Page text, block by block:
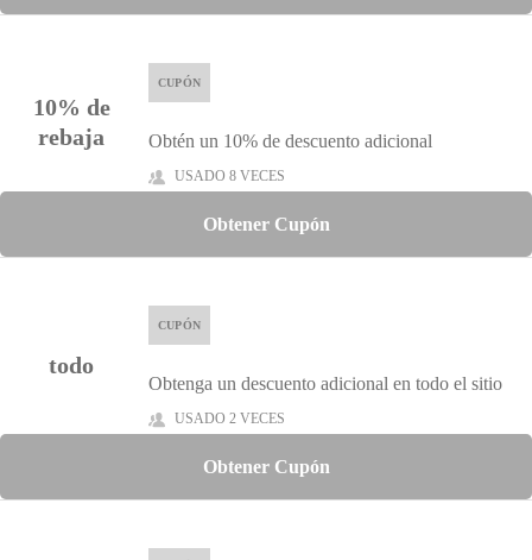
10% de
rebaja
CUPÓN
Obtén un 10% de descuento adicional
USADO 8 VECES
Obtener Cupón
todo
CUPÓN
Obtenga un descuento adicional en todo el sitio
USADO 2 VECES
Obtener Cupón